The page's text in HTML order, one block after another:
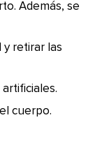
Además, se
y retirar las
cuerpo.